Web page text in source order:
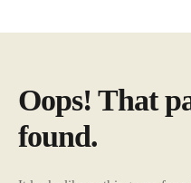
Oops! That
found.